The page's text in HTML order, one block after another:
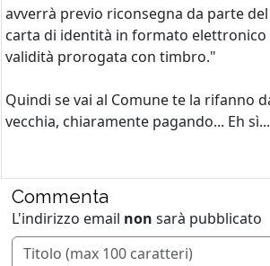
avverrà previo riconsegna da parte
carta di identità in formato elettronico
validità prorogata con timbro."
Quindi se vai al Comune te la rifanno
vecchia, chiaramente pagando... Eh
Commenta
L'indirizzo email non sarà pubblicato